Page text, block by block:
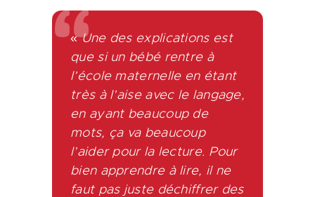
«Une des explications est
que si un bébé rentre à
l’école maternelle en étant
très à l’aise avec le langage,
en ayant beaucoup de
mots, ça va beaucoup
l’aider pour la lecture. Pour
bien apprendre à lire, il ne
faut pas juste déchiffrer des